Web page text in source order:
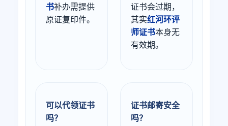
书补办需提供
原证复印件。
证书会过期，
其实红河环评
师证书本身无
有效期。
可以代领证书
吗？
证书邮寄安全
吗？